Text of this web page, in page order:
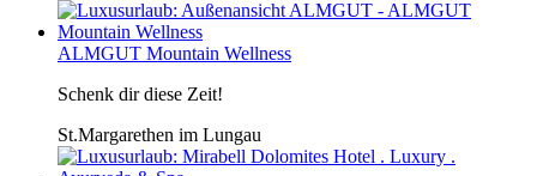
ALMGUT Mountain Wellness
Schenk dir diese Zeit!
St.Margarethen im Lungau